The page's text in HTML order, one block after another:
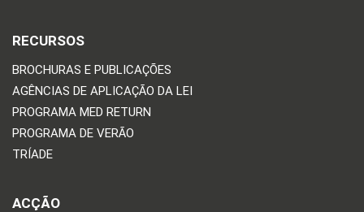
RECURSOS
BROCHURAS E PUBLICAÇÕES
AGÊNCIAS DE APLICAÇÃO DA LEI
PROGRAMA MED RETURN
PROGRAMA DE VERÃO
TRÍADE
ACÇÃO